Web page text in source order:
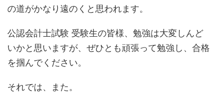
の道がかなり遠のくと思われます。
公認会計士試験 受験生の皆様、勉強は大変しんど
いかと思いますが、ぜひとも頑張って勉強し、合格
を掴んでください。
それでは、また。